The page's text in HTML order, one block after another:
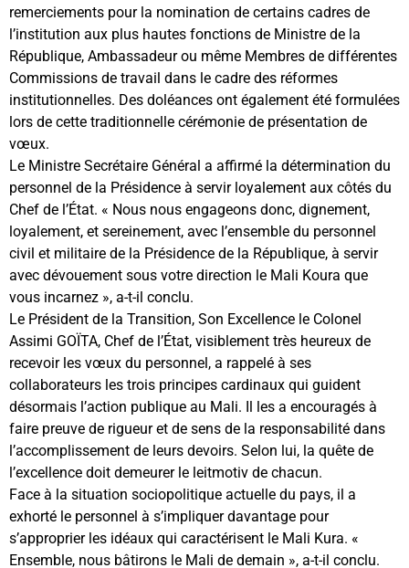
remerciements pour la nomination de certains cadres de
l’institution aux plus hautes fonctions de Ministre de la
République, Ambassadeur ou même Membres de différentes
Commissions de travail dans le cadre des réformes
institutionnelles. Des doléances ont également été formulées
lors de cette traditionnelle cérémonie de présentation de
vœux.
Le Ministre Secrétaire Général a affirmé la détermination du
personnel de la Présidence à servir loyalement aux côtés du
Chef de l’État. « Nous nous engageons donc, dignement,
loyalement, et sereinement, avec l’ensemble du personnel
civil et militaire de la Présidence de la République, à servir
avec dévouement sous votre direction le Mali Koura que
vous incarnez », a-t-il conclu.
Le Président de la Transition, Son Excellence le Colonel
Assimi GOÏTA, Chef de l’État, visiblement très heureux de
recevoir les vœux du personnel, a rappelé à ses
collaborateurs les trois principes cardinaux qui guident
désormais l’action publique au Mali. Il les a encouragés à
faire preuve de rigueur et de sens de la responsabilité dans
l’accomplissement de leurs devoirs. Selon lui, la quête de
l’excellence doit demeurer le leitmotiv de chacun.
Face à la situation sociopolitique actuelle du pays, il a
exhorté le personnel à s’impliquer davantage pour
s’approprier les idéaux qui caractérisent le Mali Kura. «
Ensemble, nous bâtirons le Mali de demain », a-t-il conclu.